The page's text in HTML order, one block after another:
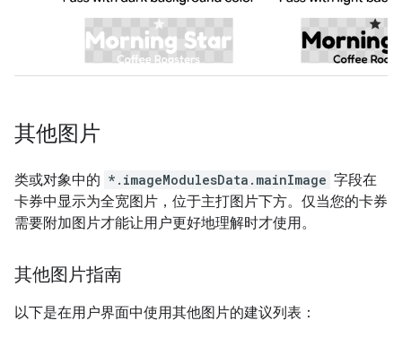
其他图片
类或对象中的 *.imageModulesData.mainImage 字段在
卡券中显示为全宽图片，位于主打图片下方。仅当您的卡券
需要附加图片才能让用户更好地理解时才使用。
其他图片指南
以下是在用户界面中使用其他图片的建议列表：